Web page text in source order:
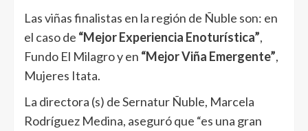
Las viñas finalistas en la región de Ñuble son: en
el caso de “Mejor Experiencia Enoturística”,
Fundo El Milagro y en “Mejor Viña Emergente”,
Mujeres Itata.
La directora (s) de Sernatur Ñuble, Marcela
Rodríguez Medina, aseguró que “es una gran